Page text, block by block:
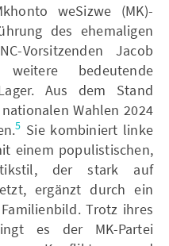
weSizwe (MK)-
des ehemaligen
Vorsitzenden Jacob
bedeutende
Aus dem Stand
Wahlen 2024
5 Sie kombiniert linke
einem populistischen,
der stark auf
ergänzt durch ein
Trotz ihres
es der MK-Partei